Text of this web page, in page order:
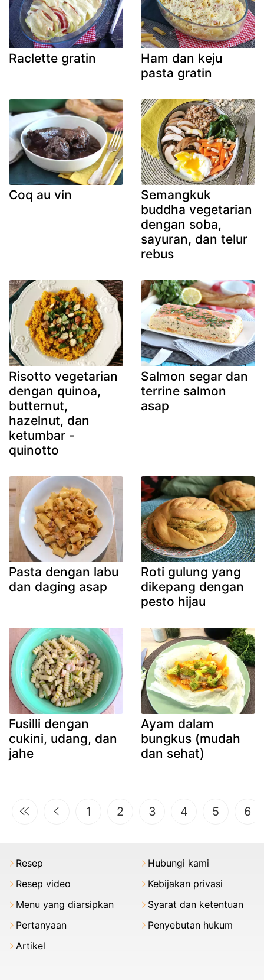
Raclette gratin
Ham dan keju
pasta gratin
Coq au vin
Semangkuk
buddha vegetarian
dengan soba,
sayuran, dan telur
rebus
Risotto vegetarian
dengan quinoa,
butternut,
hazelnut, dan
ketumbar -
quinotto
Salmon segar dan
terrine salmon
asap
Pasta dengan labu
dan daging asap
Roti gulung yang
dikepang dengan
pesto hijau
Fusilli dengan
cukini, udang, dan
jahe
Ayam dalam
bungkus (mudah
dan sehat)
1 2 3 4 5 6
Resep
Resep video
Menu yang diarsipkan
Pertanyaan
Artikel
Hubungi kami
Kebijakan privasi
Syarat dan ketentuan
Penyebutan hukum